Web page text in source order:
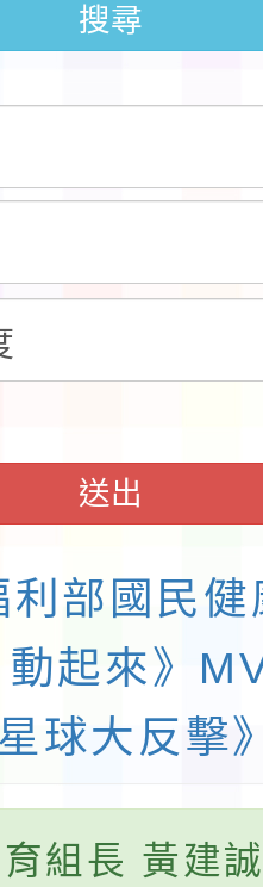
課鐘點教
後續甄選)
市115學年
」1份
學年度學生
助參觀特色
施計畫」
搜尋
送出
利部國民
起來》
球大反擊
組長 黃建